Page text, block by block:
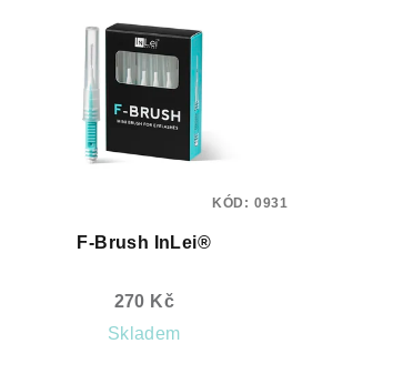
F-Brush InLei®
270 Kč
Skladem
KÓD: 0931